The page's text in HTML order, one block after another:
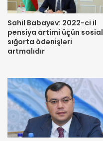
Sahil Babayev: 2022-ci il
pensiya artimi üçün sosial
sığorta ödənişləri
artmalıdır